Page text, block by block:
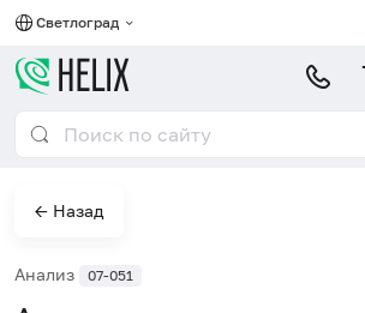
Светлоград
← Назад
Анализ 07-051